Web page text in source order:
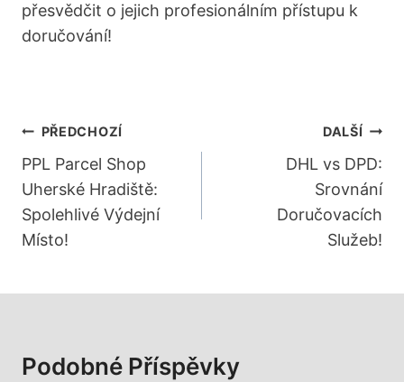
přesvědčit o jejich profesionálním přístupu k
doručování!
Navigace
Pro
Příspěvek
PŘEDCHOZÍ
PPL Parcel Shop
Uherské Hradiště:
Spolehlivé Výdejní
Místo!
DALŠÍ
DHL vs DPD:
Srovnání
Doručovacích
Služeb!
Podobné Příspěvky